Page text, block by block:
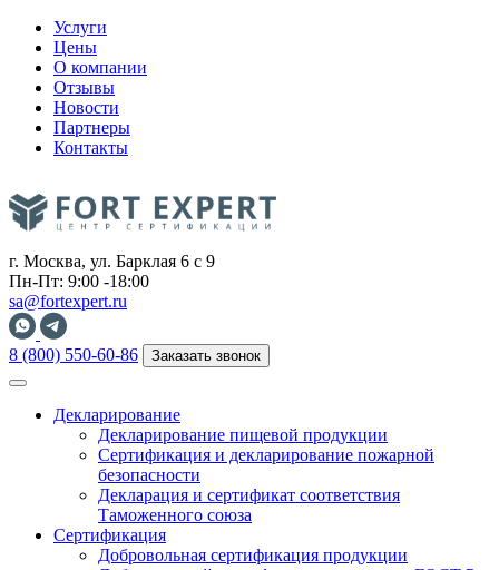
Услуги
Цены
О компании
Отзывы
Новости
Партнеры
Контакты
г. Москва, ул. Барклая 6 с 9
Пн-Пт: 9:00 -18:00
sa@fortexpert.ru
8 (800) 550-60-86 Заказать звонок
Декларирование
Декларирование пищевой продукции
Сертификация и декларирование пожарной
безопасности
Декларация и сертификат соответствия
Таможенного союза
Сертификация
Добровольная сертификация продукции